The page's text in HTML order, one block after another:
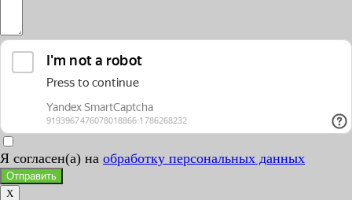
Я согласен(а) на обработку персональных данных
Отправить
X